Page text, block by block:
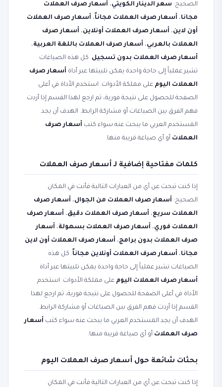
الصحيح: سعر الدينار الكويتي، أسعار صرف العملات
مجانا، أسعار صرف العملات مجاناً، أسعار صرف العملات
أون لاين، أسعار صرف العملات أونلاين، أسعار صرف
العملات بالعربي، أسعار صرف العملات باللغة العربية،
أسعار صرف العملات بدون تسجيل. كل هذه الصياغات
تشير عملياً إلى حاجة واحدة يمكن تلبيتها عبر أداة أسعار صرف
العملات اليوم على مملكة الأدوات. استخدم الأداة في أعلى
الصفحة للحصول على نتيجة فورية، ثم ارجع لهذا القسم إذا أردت
فهم الفرق بين الصياغات أو مشاركة الرابط. الهدف أن يجد
المستخدم العربي ما يبحث عنه سواء كتب أسعار صرف
العملات أو أي صياغة قريبة منها.
كلمات مفتاحية إضافية لـ أسعار صرف العملات
إذا كنت تبحث عن أي من العبارات التالية فأنت في المكان
الصحيح: أسعار صرف العملات من الجوال، أسعار صرف
العملات سريع، أسعار صرف العملات دقيق، أسعار صرف
العملات فوري، أسعار صرف العملات بسهولة، أسعار
صرف العملات بدون برامج، أسعار صرف العملات أون لاين
مجانا، أسعار صرف العملات أونلاين مجاناً. كل هذه
الصياغات تشير عملياً إلى حاجة واحدة يمكن تلبيتها عبر أداة
أسعار صرف العملات اليوم على مملكة الأدوات. استخدم
الأداة في أعلى الصفحة للحصول على نتيجة فورية، ثم ارجع لهذا
القسم إذا أردت فهم الفرق بين الصياغات أو مشاركة الرابط.
الهدف أن يجد المستخدم العربي ما يبحث عنه سواء كتب أسعار
صرف العملات أو أي صياغة قريبة منها.
بحثات شائعة حول أسعار صرف العملات اليوم
إذا كنت تبحث عن أي من العبارات التالية فأنت في المكان